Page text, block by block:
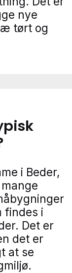
nye
tørt og
i Beder,
findes i
Det er
det er
at se